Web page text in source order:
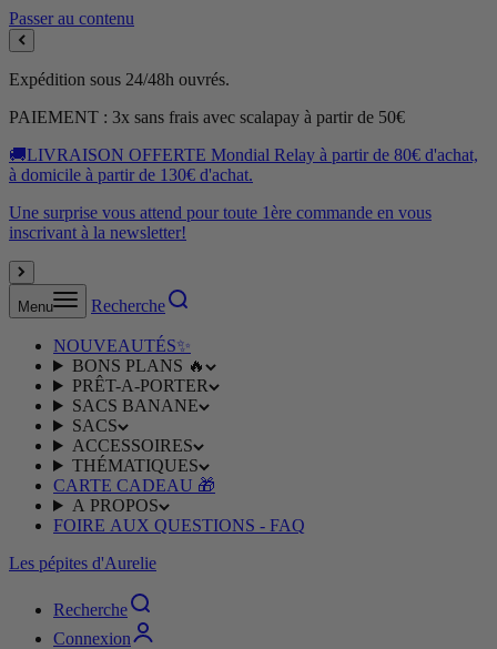
Passer au contenu
Expédition sous 24/48h ouvrés.
PAIEMENT : 3x sans frais avec scalapay à partir de 50€
🚚LIVRAISON OFFERTE Mondial Relay à partir de 80€ d'achat,
à domicile à partir de 130€ d'achat.
Une surprise vous attend pour toute 1ère commande en vous
inscrivant à la newsletter!
Menu Recherche
NOUVEAUTÉS✨
BONS PLANS 🔥
PRÊT-A-PORTER
SACS BANANE
SACS
ACCESSOIRES
THÉMATIQUES
CARTE CADEAU 🎁
A PROPOS
FOIRE AUX QUESTIONS - FAQ
Les pépites d'Aurelie
Recherche
Connexion